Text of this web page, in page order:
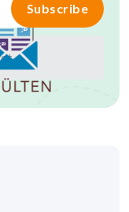
Subscribe